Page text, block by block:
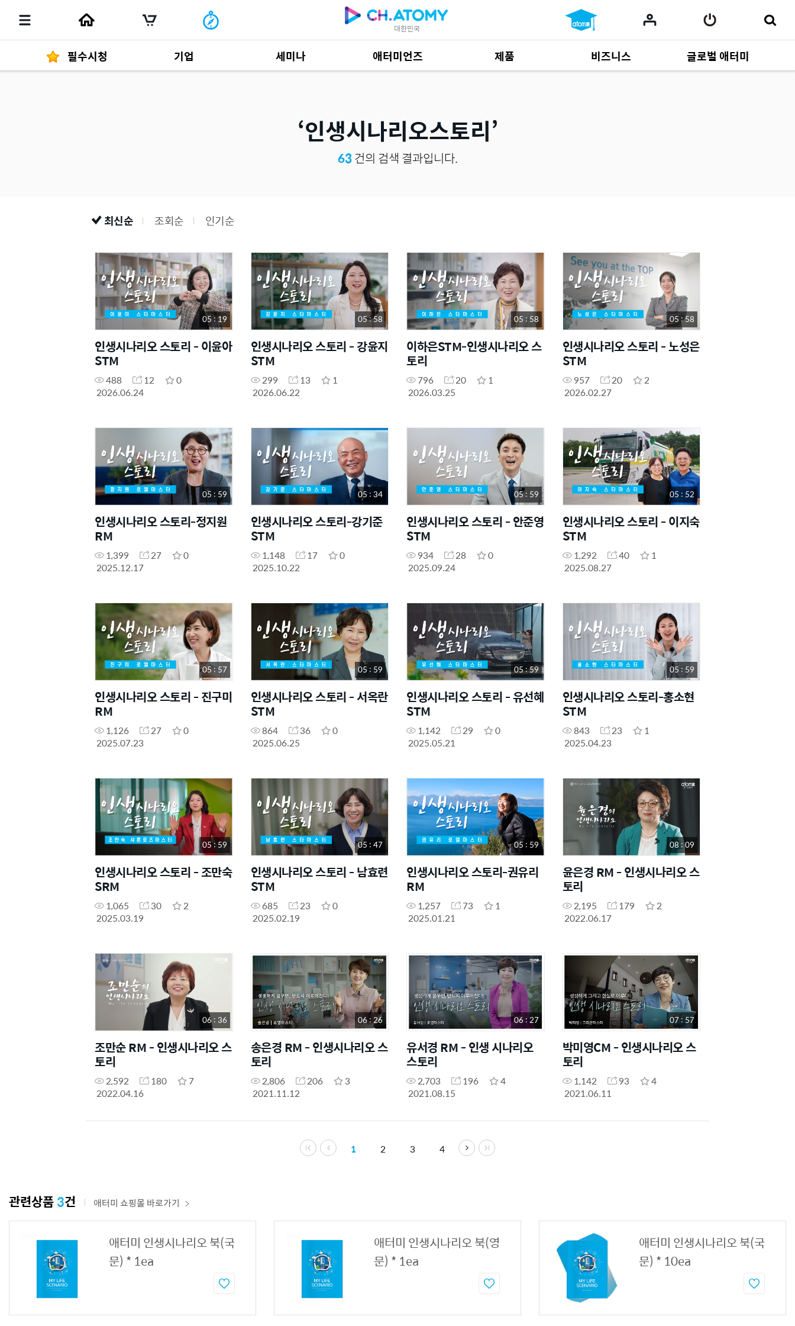
대한민국
필수시청 기업 세미나 애터미언즈 제품
제품 자료685
비즈니스
사업 자료165
글로벌 애터미
인생시나리오스토리
63건의 검색 결과입니다.
최신순 조회순 인기순
05 : 19
인생시나리오 스토리 - 이윤아
STM
488 12
0
2026.06.24
05 : 58
인생시나리오 스토리 - 강윤지
STM
299 13
1
2026.06.22
05 : 58
이하은STM-인생시나리오 스
토리
796 20
1
2026.03.25
05 : 58
인생시나리오 스토리 - 노성은
STM
957 20
2
2026.02.27
05 : 59
인생시나리오 스토리-정지원
RM
1,399 27
0
2025.12.17
05 : 34
인생시나리오 스토리-강기준
STM
1,148 17
0
2025.10.22
05 : 59
인생시나리오 스토리 - 안준영
STM
934 28
0
2025.09.24
05 : 52
인생시나리오 스토리 - 이지숙
STM
1,292 40
1
2025.08.27
05 : 57
인생시나리오 스토리 - 진구미
RM
1,126 27
0
2025.07.23
05 : 59
인생시나리오 스토리 - 서옥란
STM
864 36
0
2025.06.25
05 : 59
인생시나리오 스토리 - 유선혜
STM
1,142 29
0
2025.05.21
05 : 59
인생시나리오 스토리-홍소현
STM
843 23
1
2025.04.23
05 : 59
인생시나리오 스토리 - 조만숙
SRM
1,065 30
2
2025.03.19
05 : 47
인생시나리오 스토리 - 남효련
STM
685 23
0
2025.02.19
05 : 59
인생시나리오 스토리-권유리
RM
1,257 73
1
2025.01.21
08 : 09
윤은경 RM - 인생시나리오 스
토리
2,195 179
2
2022.06.17
06 : 36
조만순 RM - 인생시나리오 스
토리
2,592 180
7
2022.04.16
06 : 26
송은경 RM - 인생시나리오 스
토리
2,806 206
3
2021.11.12
06 : 27
유서경 RM - 인생 시나리오
스토리
2,703 196
4
2021.08.15
07 : 57
박미영CM - 인생시나리오 스
토리
1,142 93
4
2021.06.11
1 2 3 4
관련상품3건 애터미 쇼핑몰 바로가기
애터미 인생시나리오 북(국
문) * 1ea
애터미 인생시나리오 북(영
문) * 1ea
애터미 인생시나리오 북(국
문) * 10ea